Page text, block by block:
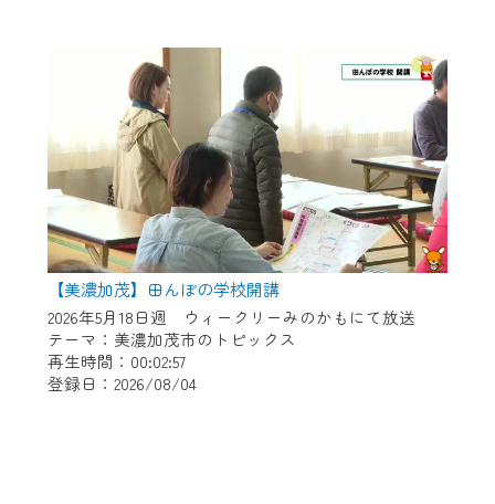
【美濃加茂】田んぼの学校開講
2026年5月18日週 ウィークリーみのかもにて放送
テーマ：美濃加茂市のトピックス
再生時間：00:02:57
登録日：2026/08/04